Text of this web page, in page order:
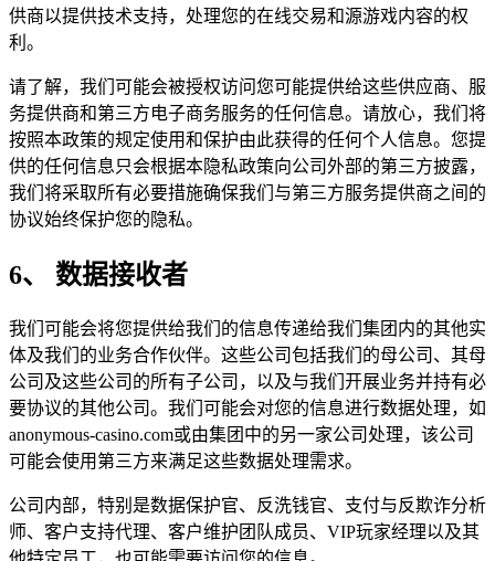
供商以提供技术支持，处理您的在线交易和源游戏内容的权
利。
请了解，我们可能会被授权访问您可能提供给这些供应商、服
务提供商和第三方电子商务服务的任何信息。请放心，我们将
按照本政策的规定使用和保护由此获得的任何个人信息。您提
供的任何信息只会根据本隐私政策向公司外部的第三方披露，
我们将采取所有必要措施确保我们与第三方服务提供商之间的
协议始终保护您的隐私。
6、 数据接收者
我们可能会将您提供给我们的信息传递给我们集团内的其他实
体及我们的业务合作伙伴。这些公司包括我们的母公司、其母
公司及这些公司的所有子公司，以及与我们开展业务并持有必
要协议的其他公司。我们可能会对您的信息进行数据处理，如
anonymous-casino.com或由集团中的另一家公司处理，该公司
可能会使用第三方来满足这些数据处理需求。
公司内部，特别是数据保护官、反洗钱官、支付与反欺诈分析
师、客户支持代理、客户维护团队成员、VIP玩家经理以及其